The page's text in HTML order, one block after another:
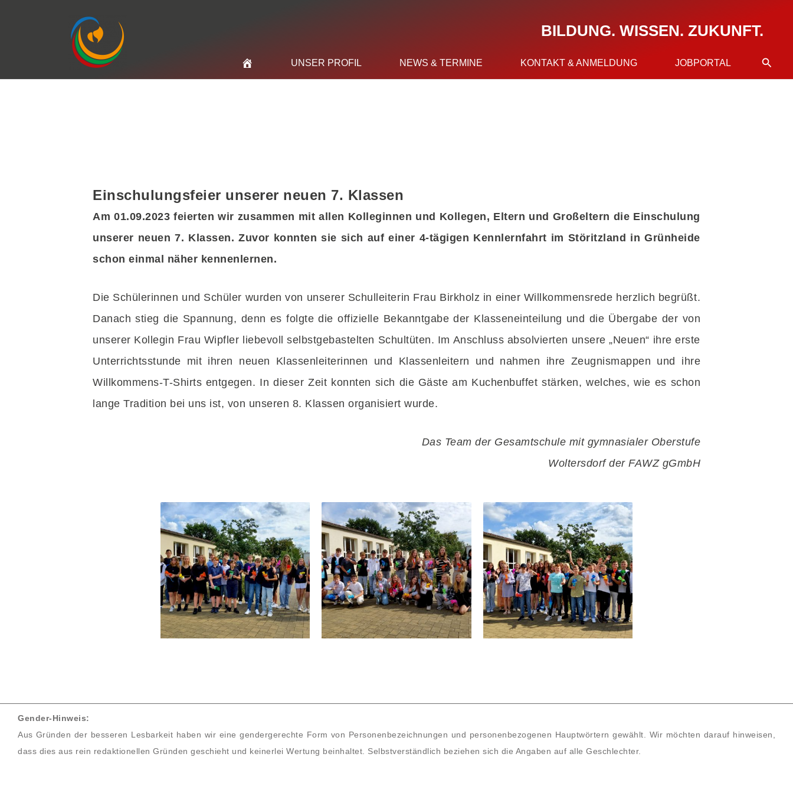
BILDUNG. WISSEN. ZUKUNFT.
UNSER PROFIL NEWS & TERMINE KONTAKT & ANMELDUNG JOBPORTAL
Einschulungsfeier unserer neuen 7. Klassen
Am 01.09.2023 feierten wir zusammen mit allen Kolleginnen und Kollegen, Eltern und Großeltern die Einschulung
unserer neuen 7. Klassen. Zuvor konnten sie sich auf einer 4-tägigen Kennlernfahrt im Störitzland in Grünheide
schon einmal näher kennenlernen.
Die Schülerinnen und Schüler wurden von unserer Schulleiterin Frau Birkholz in einer Willkommensrede herzlich begrüßt.
Danach stieg die Spannung, denn es folgte die offizielle Bekanntgabe der Klasseneinteilung und die Übergabe der von
unserer Kollegin Frau Wipfler liebevoll selbstgebastelten Schultüten. Im Anschluss absolvierten unsere „Neuen“ ihre erste
Unterrichtsstunde mit ihren neuen Klassenleiterinnen und Klassenleitern und nahmen ihre Zeugnismappen und ihre
Willkommens-T-Shirts entgegen. In dieser Zeit konnten sich die Gäste am Kuchenbuffet stärken, welches, wie es schon
lange Tradition bei uns ist, von unseren 8. Klassen organisiert wurde.
Das Team der Gesamtschule mit gymnasialer Oberstufe
Woltersdorf der FAWZ gGmbH
Gender-Hinweis:
Aus Gründen der besseren Lesbarkeit haben wir eine gendergerechte Form von Personenbezeichnungen und personenbezogenen Hauptwörtern gewählt. Wir möchten darauf hinweisen,
dass dies aus rein redaktionellen Gründen geschieht und keinerlei Wertung beinhaltet. Selbstverständlich beziehen sich die Angaben auf alle Geschlechter.